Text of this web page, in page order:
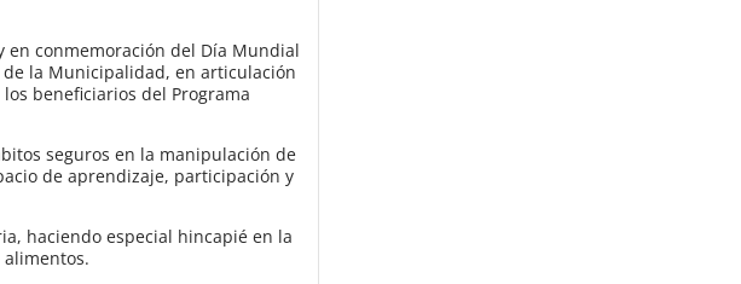
en conmemoración del Día Mundial
la Municipalidad, en articulación
beneficiarios del Programa
seguros en la manipulación de
de aprendizaje, participación y
haciendo especial hincapié en la